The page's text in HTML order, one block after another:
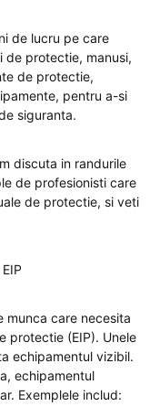
de lucru pe care
de protectie, manusi,
de protectie,
pentru a-si
siguranta.
discuta in randurile
de profesionisti care
de protectie, si veti
munca care necesita
protectie (EIP). Unele
echipamentul vizibil.
echipamentul
Exemplele includ: